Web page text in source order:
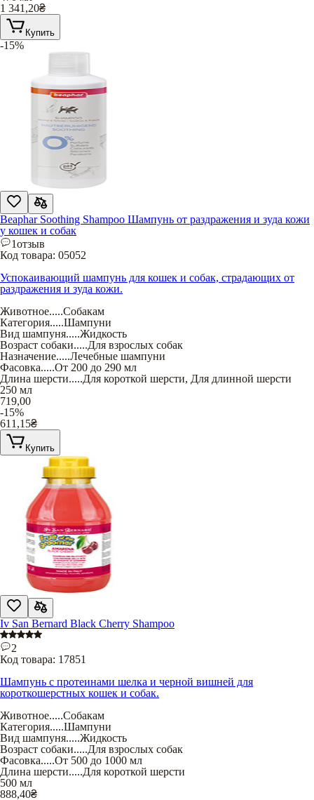
1 341,20₴
Купить
-15%
Beaphar Soothing Shampoo Шампунь от раздражения и зуда кожи
у кошек и собак
1отзыв
Код товара: 05052
Успокаивающий шампунь для кошек и собак, страдающих от
раздражения и зуда кожи.
Животное.....Собакам
Категория.....Шампуни
Вид шампуня.....Жидкость
Возраст собаки.....Для взрослых собак
Назначение.....Лечебные шампуни
Фасовка.....От 200 до 290 мл
Длина шерсти.....Для короткой шерсти, Для длинной шерсти
250 мл
719,00
-15%
611,15₴
Купить
Iv San Bernard Black Cherry Shampoo
2
Код товара: 17851
Шампунь с протеинами шелка и черной вишней для
короткошерстных кошек и собак.
Животное.....Собакам
Категория.....Шампуни
Вид шампуня.....Жидкость
Возраст собаки.....Для взрослых собак
Фасовка.....От 500 до 1000 мл
Длина шерсти.....Для короткой шерсти
500 мл
888,40₴